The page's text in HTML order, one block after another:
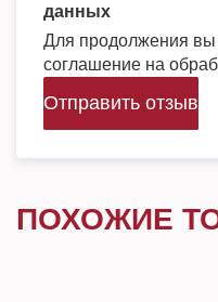
данных
Для продолжения
соглашение на
Отправить отзыв
ПОХОЖИЕ